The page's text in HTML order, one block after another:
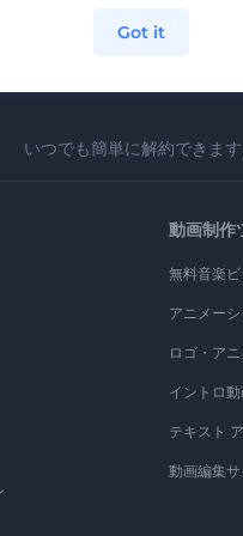
いつでも簡単に解約できます
動画制作
無料音楽
アニメー
ロゴ・ア
イントロ
テキスト
動画編集サ
Got it